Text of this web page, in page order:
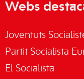
Webs
Joventuts
Partit Socialista
El Socialista